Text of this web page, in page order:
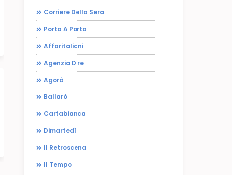
Corriere Della Sera
Porta A Porta
Affaritaliani
Agenzia Dire
Agorà
Ballarò
Cartabianca
Dimartedì
Il Retroscena
Il Tempo